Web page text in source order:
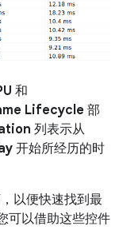
和
Lifecycle 部
列表示从
开始所经历的时
以便快速找到最
可以借助这些控件